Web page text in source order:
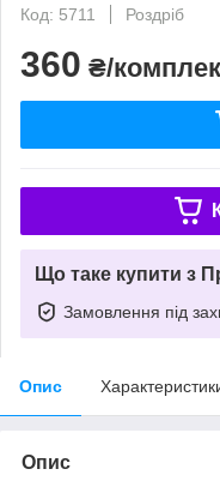
Код: 5711
Роздріб
360 ₴/
Що таке купити з
Замовлення під
Опис
Опис